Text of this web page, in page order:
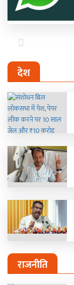
Previous
देश
राजनीति